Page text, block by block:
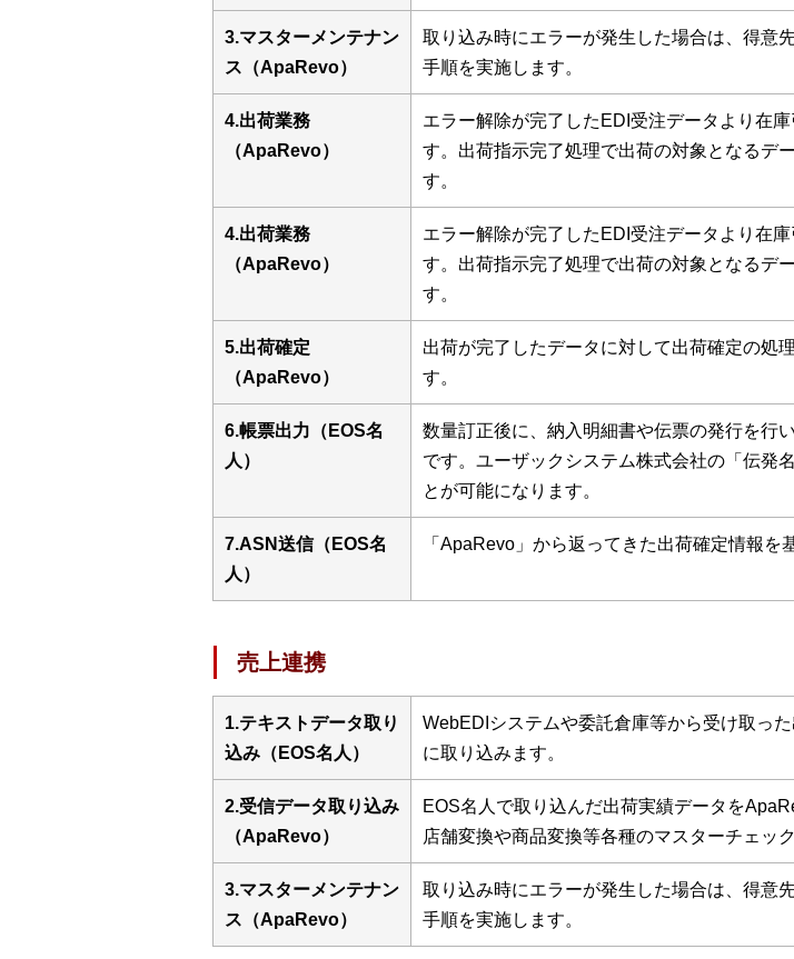
3.マスターメンテナン
ス（ApaRevo）
取り込み時にエラーが発生した場合は、得意
手順を実施します。
4.出荷業務
（ApaRevo）
エラー解除が完了したEDI受注データより在
す。出荷指示完了処理で出荷の対象となるデ
す。
4.出荷業務
（ApaRevo）
エラー解除が完了したEDI受注データより在
す。出荷指示完了処理で出荷の対象となるデ
す。
5.出荷確定
（ApaRevo）
出荷が完了したデータに対して出荷確定の処
す。
6.帳票出力（EOS名
人）
数量訂正後に、納入明細書や伝票の発行を行
です。ユーザックシステム株式会社の「伝発
とが可能になります。
7.ASN送信（EOS名
人）
「ApaRevo」から返ってきた出荷確定情報を
売上連携
1.テキストデータ取り
込み（EOS名人）
WebEDIシステムや委託倉庫等から受け取っ
に取り込みます。
2.受信データ取り込み
（ApaRevo）
EOS名人で取り込んだ出荷実績データを
店舗変換や商品変換等各種のマスターチェッ
3.マスターメンテナン
ス（ApaRevo）
取り込み時にエラーが発生した場合は、得意
手順を実施します。